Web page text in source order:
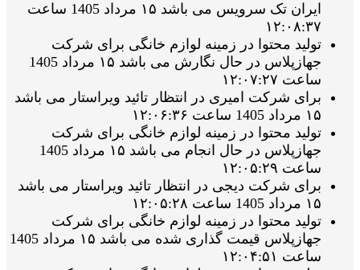
ایران تک سرویس می باشد ۱۵ مرداد 1405 ساعت
۱۲:۰۸:۳۷
تولید محتوا در زمینه لوازم خانگی برای شرکت
جهازپلاس در حال نگارش می باشد ۱۵ مرداد 1405
ساعت ۱۲:۰۷:۲۷
برای شرکت امیری در انتظار تائید ویراستار می باشد
۱۵ مرداد 1405 ساعت ۱۲:۰۶:۳۶
تولید محتوا در زمینه لوازم خانگی برای شرکت
جهازپلاس در حال انجام می باشد ۱۵ مرداد 1405
ساعت ۱۲:۰۵:۲۹
برای شرکت دیجی در انتظار تائید ویراستار می باشد
۱۵ مرداد 1405 ساعت ۱۲:۰۵:۲۸
تولید محتوا در زمینه لوازم خانگی برای شرکت
جهازپلاس قیمت گذاری شده می باشد ۱۵ مرداد 1405
ساعت ۱۲:۰۴:۵۱